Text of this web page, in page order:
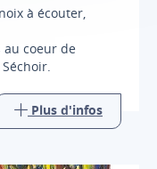
à écouter,
au coeur de
Plus d'infos